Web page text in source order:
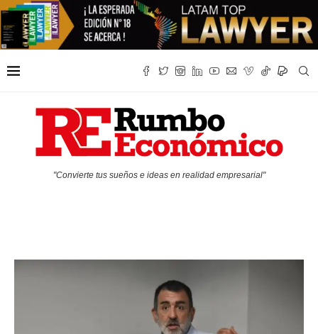
"Convierte tus sueños e ideas en realidad empresarial"